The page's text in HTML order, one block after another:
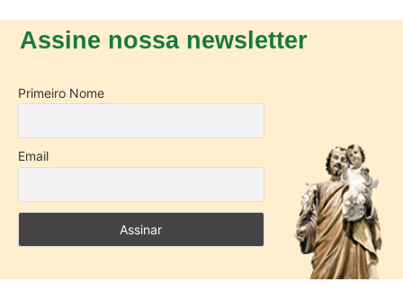
Assine nossa newsletter
Primeiro Nome
Email